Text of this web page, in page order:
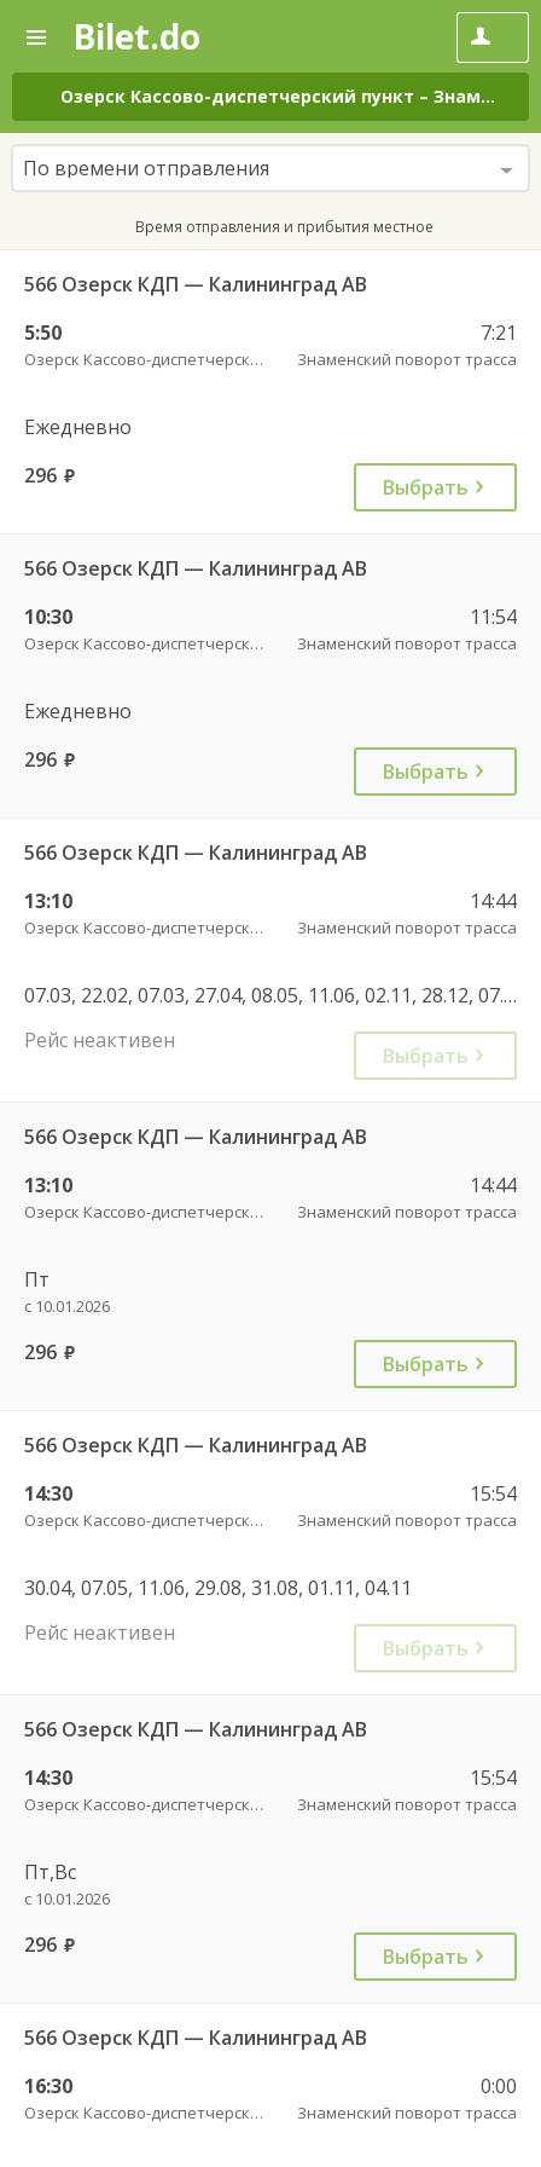
—
Поиск
и
покупка
билетов
на
автобус
онлайн
Bilet.do
Озерск Кассово-диспетчерский пункт – Знаменский поворот трасса
По времени отправления
Время отправления и прибытия местное
566 Озерск КДП — Калининград АВ
5:50
Озерск Кассово-диспетчерский пункт
7:21
Знаменский поворот трасса
Ежедневно
296 руб. Выбрать
566 Озерск КДП — Калининград АВ
10:30
Озерск Кассово-диспетчерский пункт
11:54
Знаменский поворот трасса
Ежедневно
296 руб. Выбрать
566 Озерск КДП — Калининград АВ
13:10
Озерск Кассово-диспетчерский пункт
14:44
Знаменский поворот трасса
07.03, 22.02, 07.03, 27.04, 08.05, 11.06, 02.11, 28.12, 07.05, 30.04, 11.06, 01.11
Рейс неактивен
Выбрать
566 Озерск КДП — Калининград АВ
13:10
Озерск Кассово-диспетчерский пункт
14:44
Знаменский поворот трасса
Пт
с 10.01.2026
296 руб. Выбрать
566 Озерск КДП — Калининград АВ
14:30
Озерск Кассово-диспетчерский пункт
15:54
Знаменский поворот трасса
30.04, 07.05, 11.06, 29.08, 31.08, 01.11, 04.11
Рейс неактивен
Выбрать
566 Озерск КДП — Калининград АВ
14:30
Озерск Кассово-диспетчерский пункт
15:54
Знаменский поворот трасса
Пт,Вс
с 10.01.2026
296 руб. Выбрать
566 Озерск КДП — Калининград АВ
16:30
Озерск Кассово-диспетчерский пункт
0:00
Знаменский поворот трасса